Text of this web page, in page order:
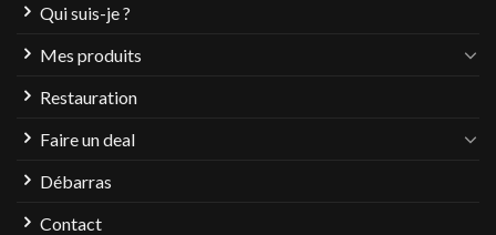
Qui suis-je ?
Mes produits
Restauration
Faire un deal
Débarras
Contact